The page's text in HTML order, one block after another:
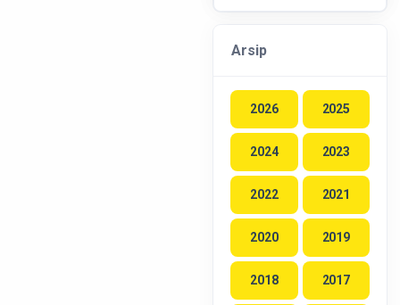
Arsip
2026 2025
2024 2023
2022 2021
2020 2019
2018 2017